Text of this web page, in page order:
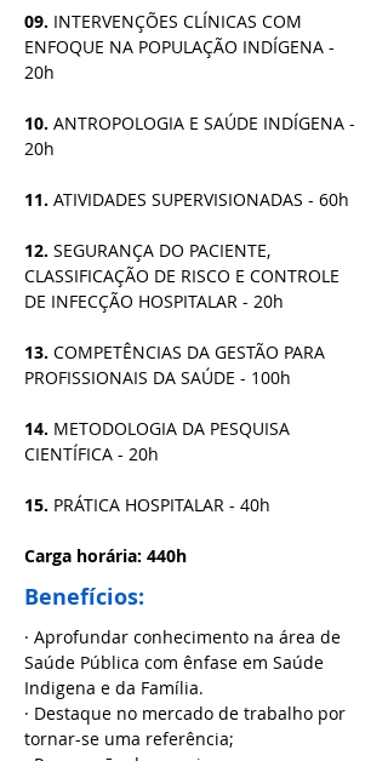
09. INTERVENÇÕES CLÍNICAS COM
ENFOQUE NA POPULAÇÃO INDÍGENA -
20h
10. ANTROPOLOGIA E SAÚDE INDÍGENA -
20h
11. ATIVIDADES SUPERVISIONADAS - 60h
12. SEGURANÇA DO PACIENTE,
CLASSIFICAÇÃO DE RISCO E CONTROLE
DE INFECÇÃO HOSPITALAR - 20h
13. COMPETÊNCIAS DA GESTÃO PARA
PROFISSIONAIS DA SAÚDE - 100h
14. METODOLOGIA DA PESQUISA
CIENTÍFICA - 20h
15. PRÁTICA HOSPITALAR - 40h
Carga horária: 440h
Benefícios:
· Aprofundar conhecimento na área de
Saúde Pública com ênfase em Saúde
Indigena e da Família.
· Destaque no mercado de trabalho por
tornar-se uma referência;